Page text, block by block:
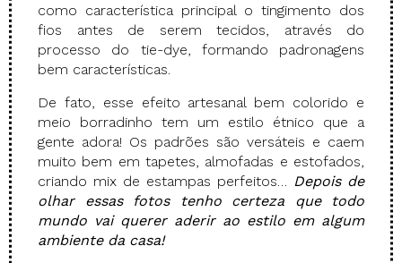
como característica principal o tingimento dos
fios antes de serem tecidos, através do
processo do tie-dye, formando padronagens
bem características.
De fato, esse efeito artesanal bem colorido e
meio borradinho tem um estilo étnico que a
gente adora! Os padrões são versáteis e caem
muito bem em tapetes, almofadas e estofados,
criando mix de estampas perfeitos… Depois de
olhar essas fotos tenho certeza que todo
mundo vai querer aderir ao estilo em algum
ambiente da casa!